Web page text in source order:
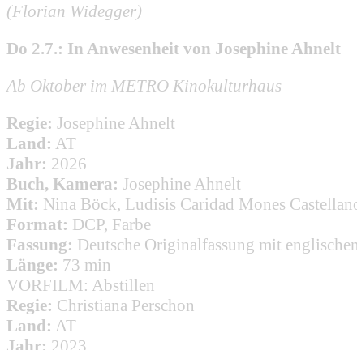
(Florian Widegger)
Do 2.7.: In Anwesenheit von Josephine Ahnelt
Ab Oktober im METRO Kinokulturhaus
Regie: Josephine Ahnelt
Land: AT
Jahr: 2026
Buch, Kamera: Josephine Ahnelt
Mit: Nina Böck, Ludisis Caridad Mones
Format: DCP, Farbe
Fassung: Deutsche Originalfassung mit
Länge: 73 min
VORFILM: Abstillen
Regie: Christiana Perschon
Land: AT
Jahr: 2023